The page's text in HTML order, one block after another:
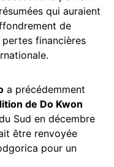
qui auraient
de
pertes financières
a précédemment
de Do Kwon
Sud en décembre
être renvoyée
pour un